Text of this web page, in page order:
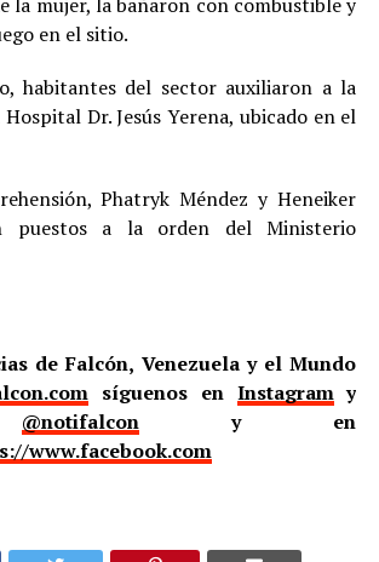
en el sitio.
habitantes del sector auxiliaron a la
Dr. Jesús Yerena, ubicado en el
Phatryk Méndez y Heneiker
puestos a la orden del Ministerio
de Falcón, Venezuela y el Mundo
síguenos en Instagramy
@notifalcony en
www.facebook.com